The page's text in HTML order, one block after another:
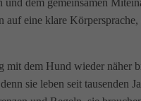
dem gemeinsamen
eine klare
mit dem Hund wieder näher
sie leben seit tausenden